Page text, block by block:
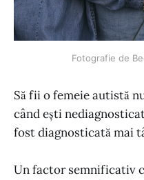
Fotografie de
Să fii o femeie autistă
când ești
fost diagnosticată mai
Un factor semnificativ